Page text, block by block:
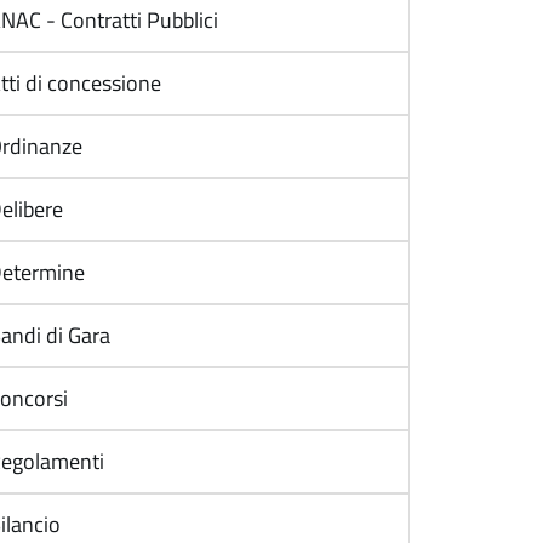
- Contratti Pubblici
di concessione
di Gara